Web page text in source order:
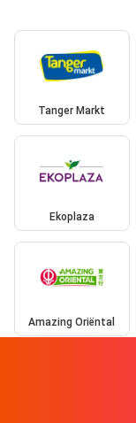
Tanger Markt
Ekoplaza
Amazing Oriëntal